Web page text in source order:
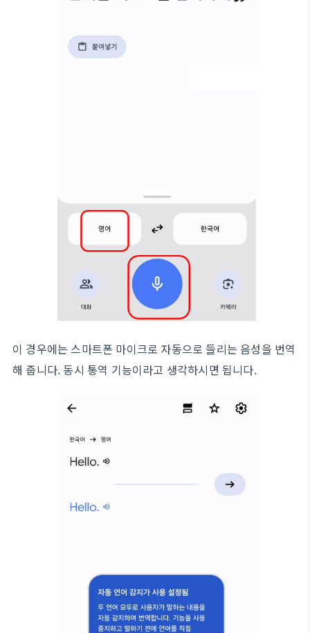
이 경우에는 스마트폰 마이크로 자동으로 들리는 음성을 번역
해 줍니다. 동시 통역 기능이라고 생각하시면 됩니다.